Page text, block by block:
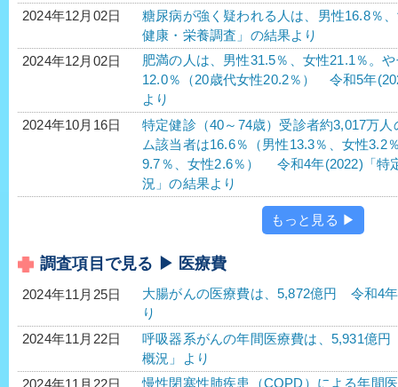
2024年12月02日
糖尿病が強く疑われる人は、男性16.8％
健康・栄養調査」の結果より
2024年12月02日
肥満の人は、男性31.5％、女性21.1％。
12.0％（20歳代女性20.2％） 令和5年
より
2024年10月16日
特定健診（40～74歳）受診者約3,017万
ム該当者は16.6％（男性13.3％、女性3.2
9.7％、女性2.6％） 令和4年(2022)「特
況」の結果より
もっと見る ▶
調査項目で見る ▶ 医療費
2024年11月25日
大腸がんの医療費は、5,872億円 令和4
り
2024年11月22日
呼吸器系がんの年間医療費は、5,931億
概況」より
2024年11月22日
慢性閉塞性肺疾患（COPD）による年間